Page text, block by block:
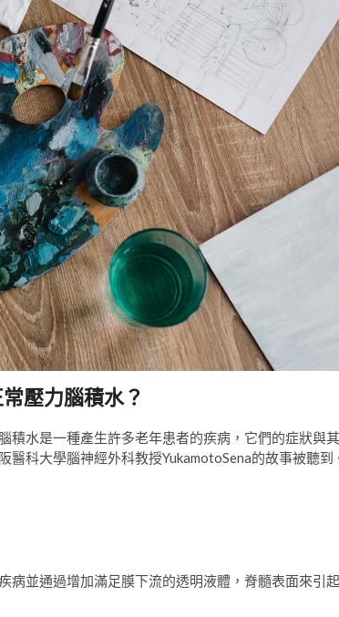
壓力腦積水？
積水是一種產生許多老年患者的疾病，它們的症狀與其
科大學腦神經外科教授YukamotoSena的故事被聽到
病並通過增加滿足膜下流的透明液體，脊髓表面來引起